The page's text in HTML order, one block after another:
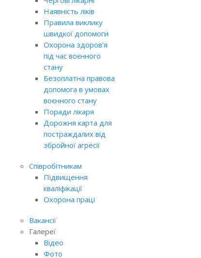
Наявність ліків
Правила виклику
швидкої допомоги
Охорона здоров'я
під час воєнного
стану
Безоплатна правова
допомога в умовах
воєнного стану
Поради лікаря
Дорожня карта для
постраждалих від
збройної агресії
Співробітникам
Підвищення
кваліфікації
Охорона праці
Вакансії
Галереї
Відео
Фото